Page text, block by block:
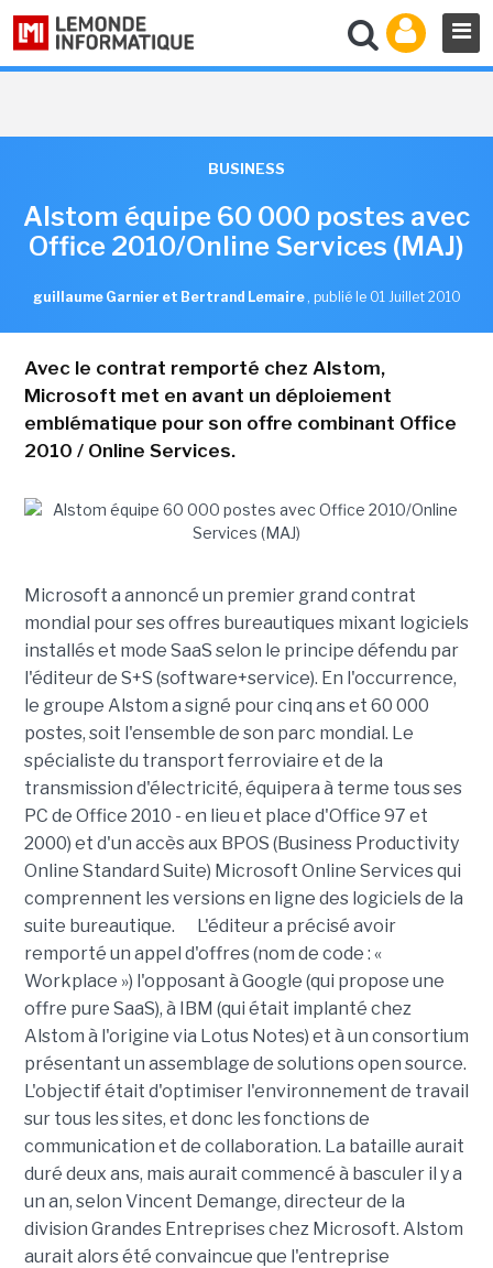
BUSINESS
Alstom équipe 60 000 postes avec
Office 2010/Online Services (MAJ)
guillaume Garnier et Bertrand Lemaire , publié le 01 Juillet 2010
Avec le contrat remporté chez Alstom,
Microsoft met en avant un déploiement
emblématique pour son offre combinant Office
2010 / Online Services.
Microsoft a annoncé un premier grand contrat
mondial pour ses offres bureautiques mixant logiciels
installés et mode SaaS selon le principe défendu par
l'éditeur de S+S (software+service). En l'occurrence,
le groupe Alstom a signé pour cinq ans et 60 000
postes, soit l'ensemble de son parc mondial. Le
spécialiste du transport ferroviaire et de la
transmission d'électricité, équipera à terme tous ses
PC de Office 2010 - en lieu et place d'Office 97 et
2000) et d'un accès aux BPOS (Business Productivity
Online Standard Suite) Microsoft Online Services qui
comprennent les versions en ligne des logiciels de la
suite bureautique. L'éditeur a précisé avoir
remporté un appel d'offres (nom de code : «
Workplace ») l'opposant à Google (qui propose une
offre pure SaaS), à IBM (qui était implanté chez
Alstom à l'origine via Lotus Notes) et à un consortium
présentant un assemblage de solutions open source.
L'objectif était d'optimiser l'environnement de travail
sur tous les sites, et donc les fonctions de
communication et de collaboration. La bataille aurait
duré deux ans, mais aurait commencé à basculer il y a
un an, selon Vincent Demange, directeur de la
division Grandes Entreprises chez Microsoft. Alstom
aurait alors été convaincue que l'entreprise